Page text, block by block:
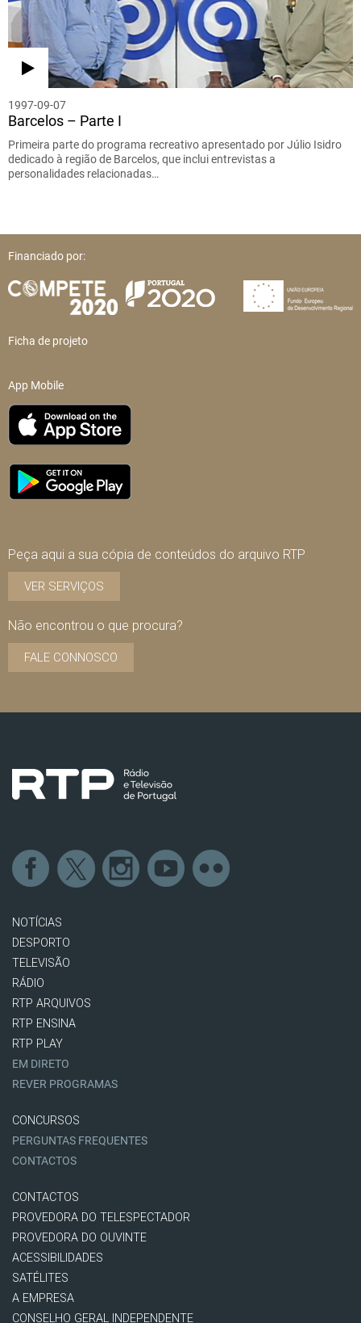
1997-09-07
Barcelos – Parte I
Primeira parte do programa recreativo apresentado por Júlio Isidro
dedicado à região de Barcelos, que inclui entrevistas a
personalidades relacionadas…
Financiado por:
Ficha de projeto
App Mobile
Peça aqui a sua cópia de conteúdos do arquivo RTP
VER SERVIÇOS
Não encontrou o que procura?
FALE CONNOSCO
NOTÍCIAS
DESPORTO
TELEVISÃO
RÁDIO
RTP ARQUIVOS
RTP ENSINA
RTP PLAY
EM DIRETO
REVER PROGRAMAS
CONCURSOS
PERGUNTAS FREQUENTES
CONTACTOS
CONTACTOS
PROVEDORA DO TELESPECTADOR
PROVEDORA DO OUVINTE
ACESSIBILIDADES
SATÉLITES
A EMPRESA
CONSELHO GERAL INDEPENDENTE